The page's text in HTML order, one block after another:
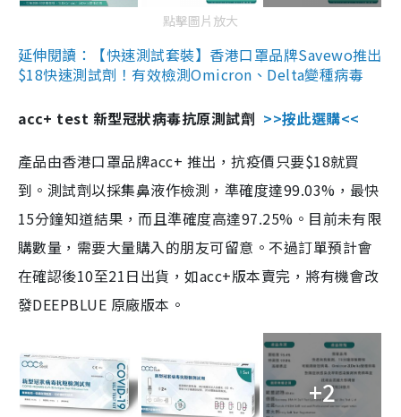
點擊圖片放大
延伸閱讀：【快速測試套裝】香港口罩品牌Savewo推出
$18快速測試劑！有效檢測Omicron、Delta變種病毒
acc+ test 新型冠狀病毒抗原測試劑 >>按此選購<<
產品由香港口罩品牌acc+ 推出，抗疫價只要$18就買
到。測試劑以採集鼻液作檢測，準確度達99.03%，最快
15分鐘知道結果，而且準確度高達97.25%。目前未有限
購數量，需要大量購入的朋友可留意。不過訂單預計會
在確認後10至21日出貨，如acc+版本賣完，將有機會改
發DEEPBLUE 原廠版本。
+2